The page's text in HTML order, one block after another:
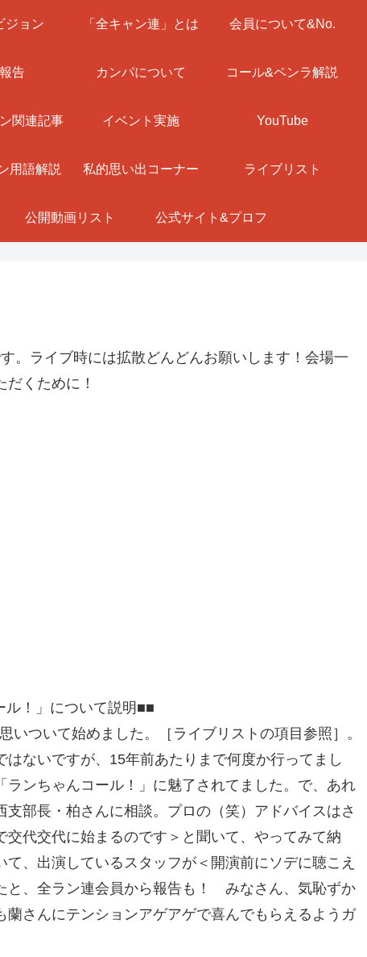
ジョン 「全キャン連」とは 会員について&No.
告 カンパについて コール&ペンラ解説
関連記事 イベント実施 YouTube
用語解説 私的思い出コーナー ライブリスト
公開動画リスト 公式サイト&プロフ
。ライブ時には拡散どんどんお願いします！会場一
くために！
ル！」について説明■■
いついて始めました。［ライブリストの項目参照］。
ないですが、15年前あたりまで何度か行ってまし
ンちゃんコール！」に魅了されてました。で、あれ
部長・柏さんに相談。プロの（笑）アドバイスはさ
代交代に始まるのです＞と聞いて、やってみて納
、出演しているスタッフが＜開演前にソデに聴こえ
と、全ラン連会員から報告も！ みなさん、気恥ずか
蘭さんにテンションアゲアゲで喜んでもらえるようガ